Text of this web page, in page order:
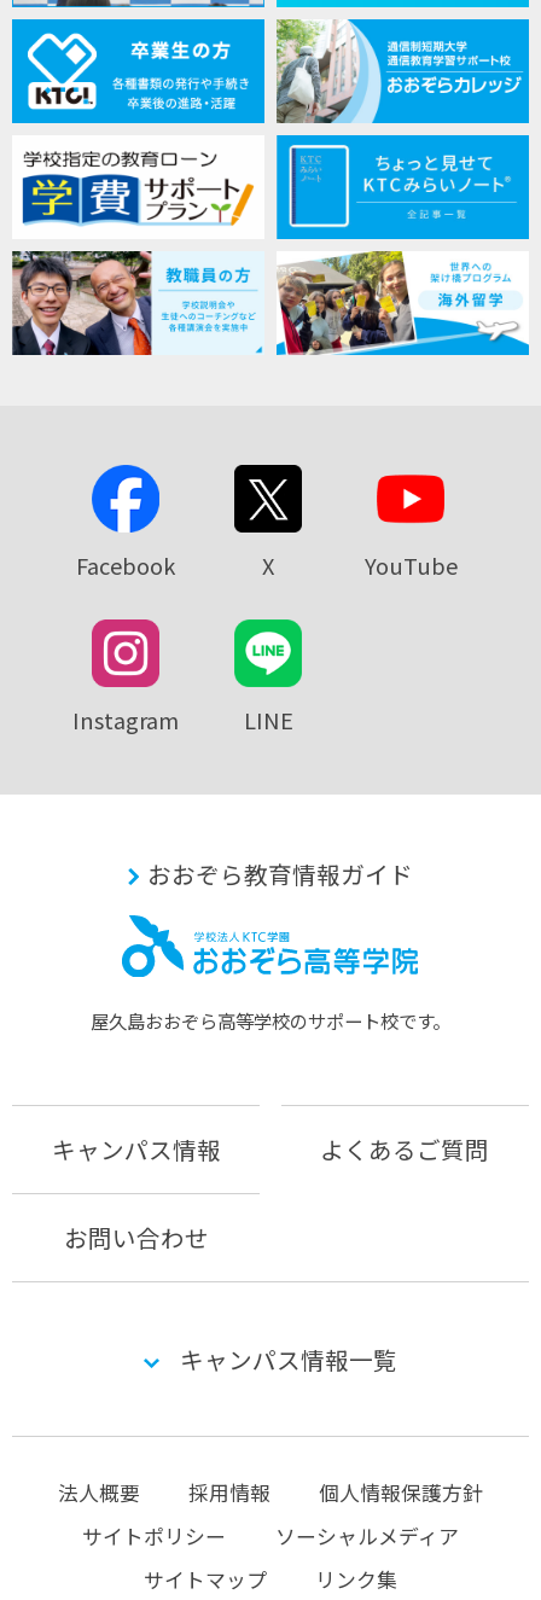
Facebook X YouTube
Instagram LINE
おおぞら教育情報ガイド
屋久島おおぞら⾼等学校のサポート校です。
キャンパス情報 よくあるご質問
お問い合わせ
キャンパス情報一覧
法人概要 採用情報
個人情報保護方針
サイトポリシー
ソーシャルメディア
サイトマップ
リンク集